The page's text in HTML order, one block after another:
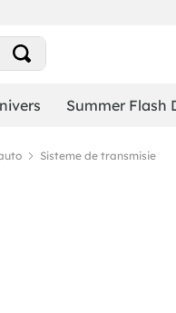
Summer Flash
Sisteme de transmisie